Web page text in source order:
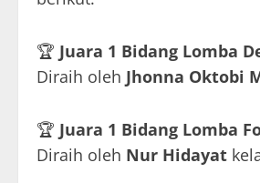
🏆 Juara 1 Bidang Lomba
Diraih oleh Jhonna Oktobi
🏆 Juara 1 Bidang Lomba
Diraih oleh Nur Hidayat